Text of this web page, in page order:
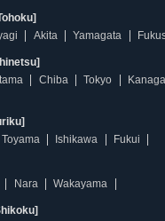
Akita Yamagata
Chiba Tokyo
Toyama Ishikawa Fukui
Nara Wakayama